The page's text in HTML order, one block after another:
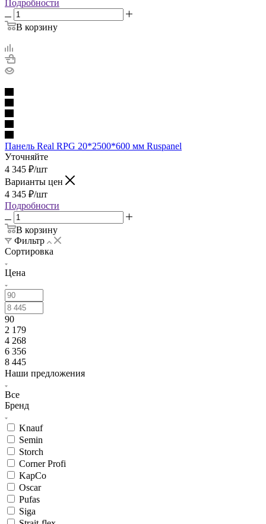
Подробности
В корзину
Панель Real RPG 20*2500*600 мм Ruspanel
Уточняйте
4 345 ₽/шт
Варианты цен
4 345 ₽/шт
Подробности
В корзину
Фильтр
Сортировка
Цена
90
2 179
4 268
6 356
8 445
Наши предложения
Все
Бренд
Knauf
Semin
Storch
Corner Profi
KapCo
Oscar
Pufas
Siga